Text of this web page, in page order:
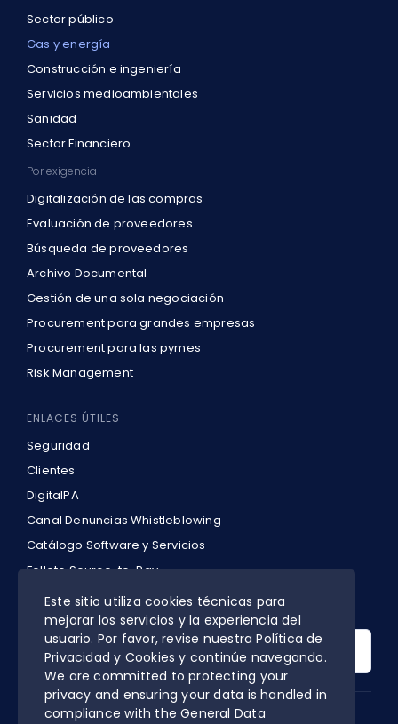
Sector público
Gas y energía
Construcción e ingeniería
Servicios medioambientales
Sanidad
Sector Financiero
Por exigencia
Digitalización de las compras
Evaluación de proveedores
Búsqueda de proveedores
Archivo Documental
Gestión de una sola negociación
Procurement para grandes empresas
Procurement para las pymes
Risk Management
ENLACES ÚTILES
Seguridad
Clientes
DigitalPA
Canal Denuncias Whistleblowing
Catálogo Software y Servicios
Folleto Source-to-Pay
Política de privacidad y cookies
Search
for:
DIGITALPA’S CERTIFIED MANAGEMENT SYSTEM
Este sitio utiliza cookies técnicas para
mejorar los servicios y la experiencia del
usuario. Por favor, revise nuestra Política de
Privacidad y Cookies y continúe navegando.
We are committed to protecting your
privacy and ensuring your data is handled in
compliance with theGeneral Data